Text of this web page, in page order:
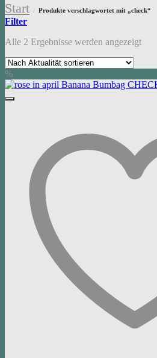
Start / Produkte verschlagwortet mit „check“
Filter
Alle 2 Ergebnisse werden angezeigtNach
%